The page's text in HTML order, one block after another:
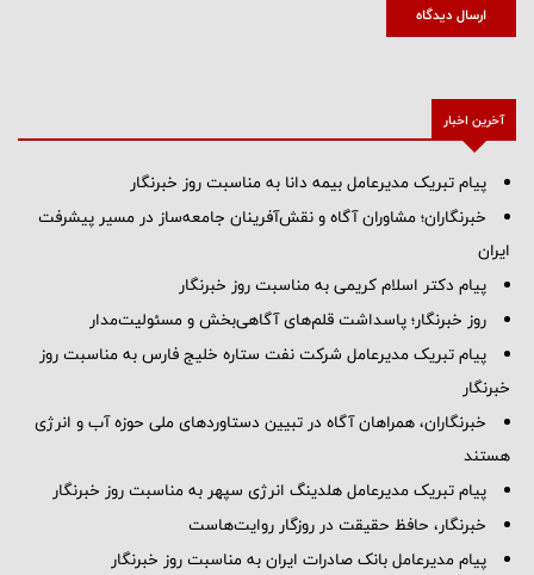
ارسال دیدگاه
آخرین اخبار
پیام ‌تبریک‌ مدیرعامل بیمه دانا به مناسبت روز خبرنگار
خبرنگاران؛ مشاوران آگاه و نقش‌آفرینان جامعه‌ساز در مسیر پیشرفت
ایران
پیام دکتر اسلام کریمی به مناسبت روز خبرنگار
روز خبرنگار؛ پاسداشت قلم‌های آگاهی‌بخش و مسئولیت‌مدار
پیام تبریک مدیرعامل شرکت نفت ستاره خلیج فارس به مناسبت روز
خبرنگار
خبرنگاران، همراهان آگاه در تبیین دستاوردهای ملی حوزه آب و انرژی
هستند
پیام تبریک مدیرعامل هلدینگ انرژی سپهر به مناسبت روز خبرنگار
خبرنگار، حافظ حقیقت در روزگار روایت‌هاست
پیام مدیرعامل بانک صادرات ایران به مناسبت روز خبرنگار